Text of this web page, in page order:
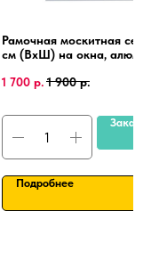
Рамочная москитная
см (ВхШ) на окна,
1 700 р. 1 900 р.
Подробнее